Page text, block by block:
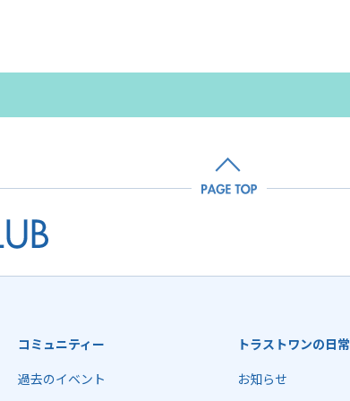
コミュニティー
過去のイベント
トラストワンの日常
お知らせ